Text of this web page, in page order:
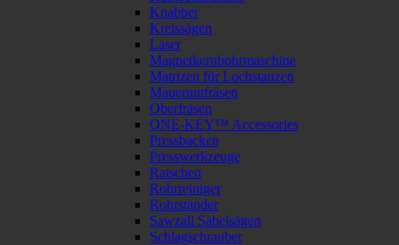
Knabber
Kreissägen
Laser
Magnetkernbohrmaschine
Matrizen für Lochstanzen
Mauernutfräsen
Oberfräsen
ONE-KEY™ Accessories
Pressbacken
Presswerkzeuge
Ratschen
Rohrreiniger
Rohrständer
Sawzall Säbelsägen
Schlagschrauber